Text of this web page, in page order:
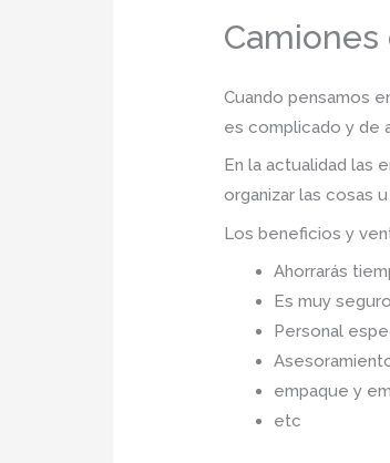
Camiones
Cuando pensamos
es complicado y de
En la actualidad las
organizar las cosas
Los beneficios y
Ahorrarás
Es muy seguro
Personal
empaque y
etc